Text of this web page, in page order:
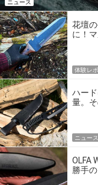
ニュース
花壇
に！
体験レポ
ハー
量。
ニュース
OLFA
勝手